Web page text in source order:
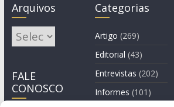
Arquivos
Arquivos
FALE
CONOSCO
Categorias
Artigo (269)
Editorial (43)
Entrevistas (202)
Informes (101)